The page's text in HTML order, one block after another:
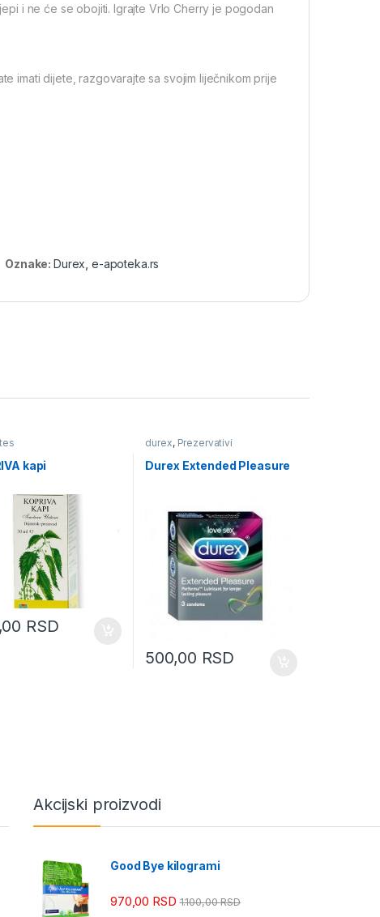
i ne će se obojiti. Igrajte Vrlo Cherry je pogodan
imati dijete, razgovarajte sa svojim liječnikom prije
Oznake: Durex ,e-apoteka.rs
kapi
RSD
durex, Prezervativi
Durex Extended Pleasure
500,00 RSD
Akcijski proizvodi
Good Bye kilogrami
970,00 RSD 1.100,00RSD